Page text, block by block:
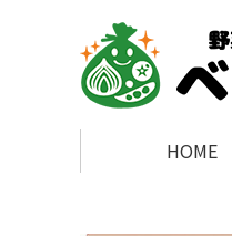
HOME